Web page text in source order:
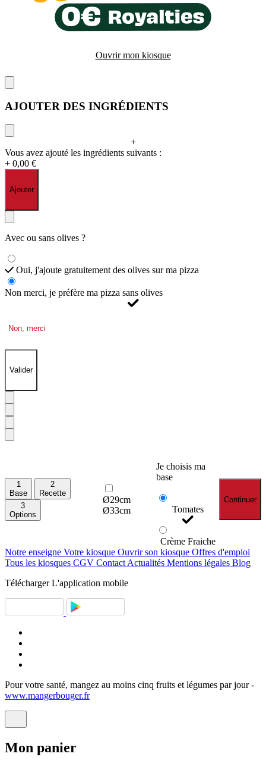
Ouvrir mon kiosque
AJOUTER DES INGRÉDIENTS
+
Vous avez ajouté les ingrédients suivants :
+ 0,00 €
Ajouter
Avec ou sans olives ?
Oui, j'ajoute gratuitement des olives sur ma pizza
Non merci, je préfère ma pizza sans olives
Non, merci
Valider
1
Base
2
Recette
3
Options
Ø29cm
Ø33cm
Je choisis ma
base
Tomates
Crème Fraiche
Continuer
Notre enseigne Votre kiosque Ouvrir son kiosque Offres d'emploi
Tous les kiosques CGV Contact Actualités Mentions légales Blog
Télécharger L'application mobile
Pour votre santé, mangez au moins cinq fruits et légumes par jour -
www.mangerbouger.fr
Mon panier